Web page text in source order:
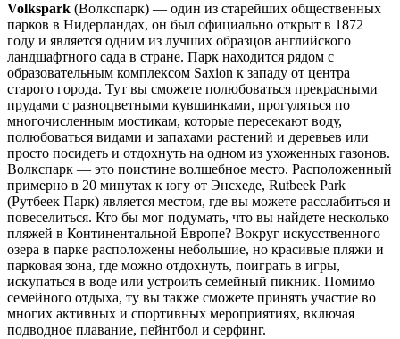
Volkspark (Волкспарк) — один из старейших общественных
парков в Нидерландах, он был официально открыт в 1872
году и является одним из лучших образцов английского
ландшафтного сада в стране. Парк находится рядом с
образовательным комплексом Saxion к западу от центра
старого города. Тут вы сможете полюбоваться прекрасными
прудами с разноцветными кувшинками, прогуляться по
многочисленным мостикам, которые пересекают воду,
полюбоваться видами и запахами растений и деревьев или
просто посидеть и отдохнуть на одном из ухоженных газонов.
Волкспарк — это поистине волшебное место. Расположенный
примерно в 20 минутах к югу от Энсхеде, Rutbeek Park
(Рутбеек Парк) является местом, где вы можете расслабиться и
повеселиться. Кто бы мог подумать, что вы найдете несколько
пляжей в Континентальной Европе? Вокруг искусственного
озера в парке расположены небольшие, но красивые пляжи и
парковая зона, где можно отдохнуть, поиграть в игры,
искупаться в воде или устроить семейный пикник. Помимо
семейного отдыха, ту вы также сможете принять участие во
многих активных и спортивных мероприятиях, включая
подводное плавание, пейнтбол и серфинг.